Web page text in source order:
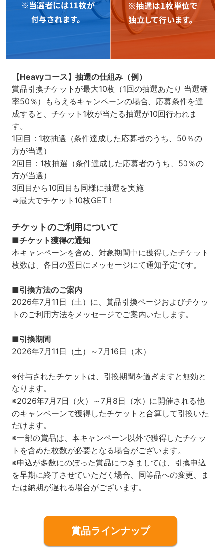
【Heavyコース】抽選の仕組み​（例）
賞品引換チケットが最大10枚（1回の抽選あたり 当選確
率50％）もらえるキャンペーンの場合、応募条件を達
成すると、チケット1枚が当たる抽選が10回行われま
す。
1回目：1枚抽選（条件達成した応募者のうち、50％の
方が当選）
2回目：1枚抽選（条件達成した応募者のうち、50％の
方が当選）
3回目から10回目も同様に抽選を実施
⇒最大でチケット10枚GET！
チケットのご利用について
■チケット獲得の通知
本キャンペーンを含め、対象期間中に獲得したチケット
枚数は、各日の翌日にメッセージにて通知予定です。
■引換方法のご案内
2026年7月11日（土）に、賞品引換ページおよびチケッ
トのご利用方法をメッセージでご案内いたします。
■引換期間​
2026年7月11日（土）～7月16日（木）
※付与されたチケットは、引換期間を過ぎますと無効と
なります。
※2026年7月7日（火）～7月8日（水）に開催される他
のキャンペーンで獲得したチケットと合算して引換いた
だけます。
※一部の賞品は、本キャンペーン以外で獲得したチケッ
トを含めた枚数が必要となる場合がございます。
※申込が多数にのぼった賞品につきましては、引換申込
を早期に終了させていただく場合、同等品への変更、ま
たは納期が遅れる場合がございます。
賞品ラインナップ